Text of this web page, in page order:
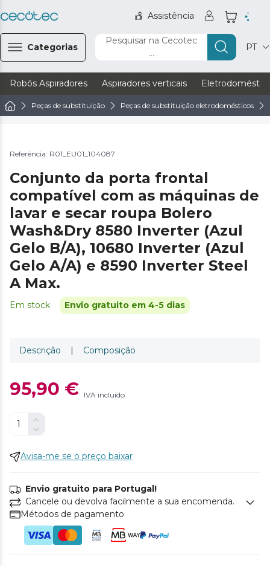
Assistência
Categorias
Pesquisar na Cecotec
...
PT
Robôs Aspiradores Aspiradores verticais
Peças de substituição Peças de substituição eletrodomésticos
Referência: R01_EU01_104087
Conjunto da porta frontal
compatível com as máquinas de
lavar e secar roupa Bolero
Wash&Dry 8580 Inverter (Azul
Gelo B/A), 10680 Inverter (Azul
Gelo A/A) e 8590 Inverter Steel
A Max.
Em stock Envio gratuito em 4-5 dias
Descrição | Composição
95,90 € IVA incluído
Avisa-me se o preço baixar
Envio gratuito para Portugal!
Cancele ou devolva facilmente a sua encomenda.
Métodos de pagamento